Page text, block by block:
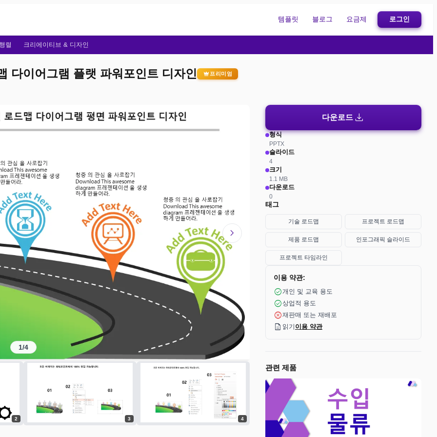
템플릿 블로그 요금제 로그인
렬 크리에이티브 & 디자인
다이어그램 플랫 파워포인트 디자인 프리미엄
chevron_right
1/4
2 3 4
다운로드 download
형식
PPTX
슬라이드
4
크기
1.1 MB
다운로드
0
태그
기술 로드맵 프로젝트 로드맵
제품 로드맵 인포그래픽 슬라이드
프로젝트 타임라인
이용 약관:
check_circle개인 및 교육 용도
check_circle상업적 용도
cancel재판매 또는 재배포
description 읽기 이용 약관
관련 제품